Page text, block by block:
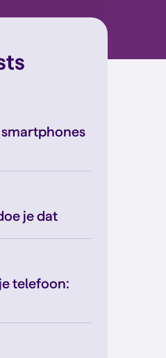
je dat
telefoon: